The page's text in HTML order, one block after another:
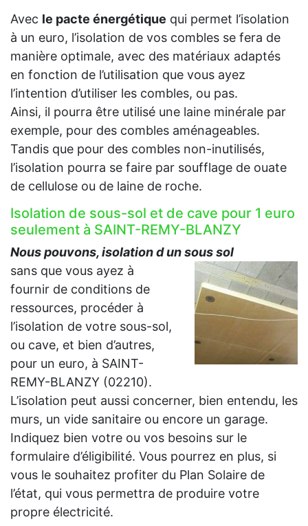
Avec le pacte énergétique qui permet l’isolation
à un euro, l’isolation de vos combles se fera de
manière optimale, avec des matériaux adaptés
en fonction de l’utilisation que vous ayez
l’intention d’utiliser les combles, ou pas.
Ainsi, il pourra être utilisé une laine minérale par
exemple, pour des combles aménageables.
Tandis que pour des combles non-inutilisés,
l’isolation pourra se faire par soufflage de ouate
de cellulose ou de laine de roche.
Isolation de sous-sol et de cave pour 1 euro
seulement à SAINT-REMY-BLANZY
Nous pouvons, isolation d un sous sol
sans que vous ayez à
fournir de conditions de
ressources, procéder à
l’isolation de votre sous-sol,
ou cave, et bien d’autres,
pour un euro, à SAINT-
REMY-BLANZY (02210).
L’isolation peut aussi concerner, bien entendu, les
murs, un vide sanitaire ou encore un garage.
Indiquez bien votre ou vos besoins sur le
formulaire d’éligibilité. Vous pourrez en plus, si
vous le souhaitez profiter du Plan Solaire de
l’état, qui vous permettra de produire votre
propre électricité.